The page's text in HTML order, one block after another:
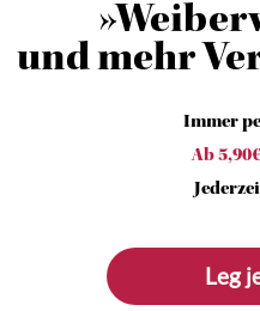
und mehr
Immer
Ab
Leg